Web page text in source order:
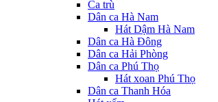
Ca trù
Dân ca Hà Nam
Hát Dậm Hà Nam
Dân ca Hà Đông
Dân ca Hải Phòng
Dân ca Phú Thọ
Hát xoan Phú Thọ
Dân ca Thanh Hóa